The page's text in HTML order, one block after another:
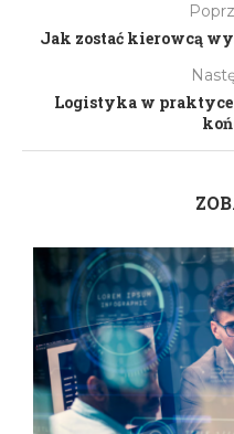
Jak zostać kierowcą
Logistyka w praktyce